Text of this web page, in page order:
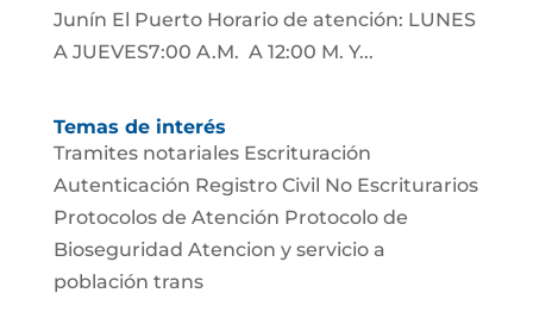
Junín El Puerto Horario de atención: LUNES
A JUEVES7:00 A.M. A 12:00 M. Y...
Temas de interés
Tramites notariales Escrituración
Autenticación Registro Civil No Escriturarios
Protocolos de Atención Protocolo de
Bioseguridad Atencion y servicio a
población trans